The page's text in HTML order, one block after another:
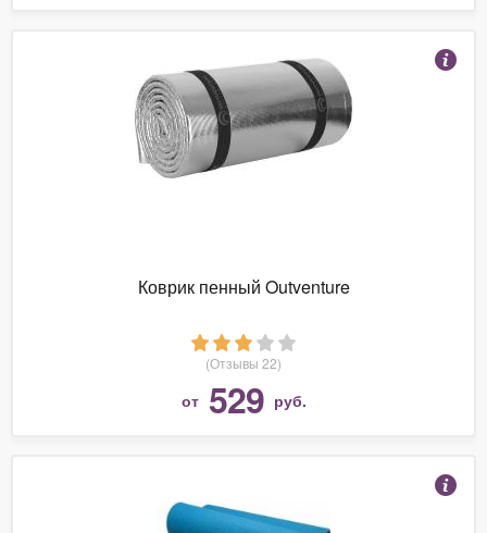
Коврик пенный Outventure
(Отзывы 22)
от 529 руб.